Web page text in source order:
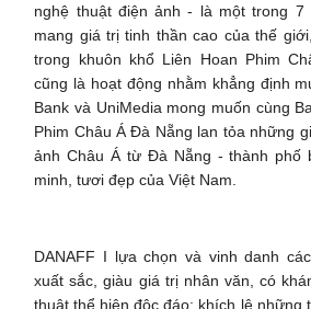
nghệ thuật điện ảnh - là một trong 7
mang giá trị tinh thần cao của thế
trong khuôn khổ Liên Hoan Phim
cũng là hoạt động nhằm khẳng định
Bank và UniMedia mong muốn cùng
Phim Châu Á Đà Nẵng lan tỏa những
ảnh Châu Á từ Đà Nẵng - thành phố
minh, tươi đẹp của Việt Nam.
DANAFF I lựa chọn và vinh danh
xuất sắc, giàu giá trị nhân văn, có
thuật thể hiện độc đáo; khích lệ những